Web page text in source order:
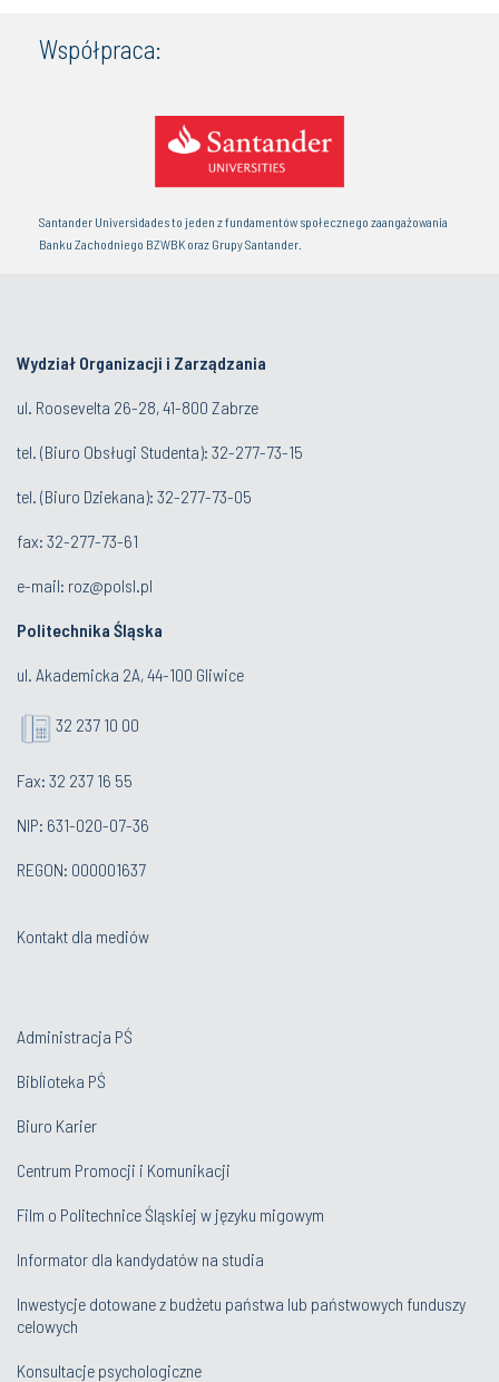
Współpraca:
Santander Universidades to jeden z fundamentów społecznego zaangażowania
Banku Zachodniego BZWBK oraz Grupy Santander.
Wydział Organizacji i Zarządzania
ul. Roosevelta 26-28, 41-800 Zabrze
tel. (Biuro Obsługi Studenta): 32-277-73-15
tel. (Biuro Dziekana): 32-277-73-05
fax: 32-277-73-61
e-mail: roz@polsl.pl
Politechnika Śląska
ul. Akademicka 2A, 44-100 Gliwice
32 237 10 00
Fax: 32 237 16 55
NIP: 631-020-07-36
REGON: 000001637
Kontakt dla mediów
Administracja PŚ
Biblioteka PŚ
Biuro Karier
Centrum Promocji i Komunikacji
Film o Politechnice Śląskiej w języku migowym
Informator dla kandydatów na studia
Inwestycje dotowane z budżetu państwa lub państwowych funduszy
celowych
Konsultacje psychologiczne